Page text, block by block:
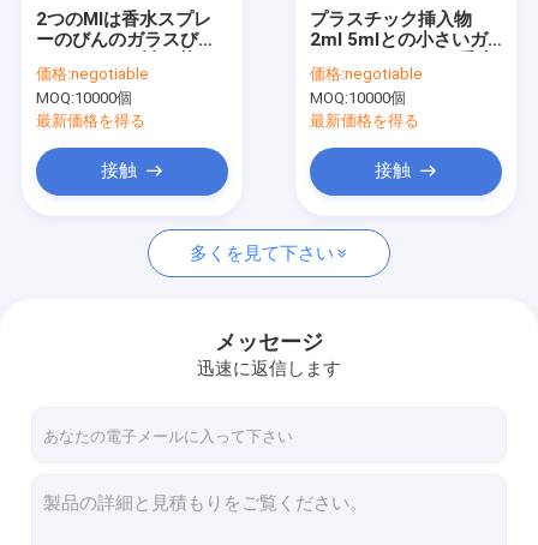
お問い合わせ
ニュース
香水のテスターのびん
精油のびん
2つのMlは香水スプレ
ーのびんのガラスびん
式のガラス噴霧器を取
り除きます
価格:negotiable
MOQ:10000個
最新価格を得る
接触
プラスチック挿入物
2ml 5mlとの小さいガ
のテスターを厚くして
下さい
価格:negotiable
MOQ:10000個
最新価格を得る
接触
多くを見て下さい
メッセージ
迅速に返信します